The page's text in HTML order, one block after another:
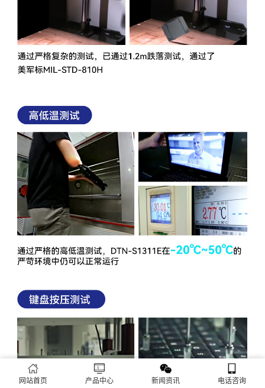
网站首页 产品中心 新闻资讯 电话咨询